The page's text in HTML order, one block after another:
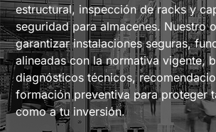
estructural, inspección de racks y
seguridad para almacenes. Nuestro
garantizar instalaciones seguras,
alineadas con la normativa vigente,
diagnósticos técnicos,
formación preventiva para proteger
como a tu inversión.